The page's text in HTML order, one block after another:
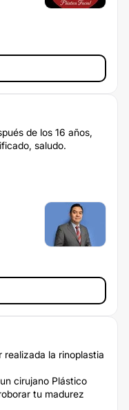
de los 16 años,
saludo.
realizada la rinoplastia
cirujano Plástico
tu madurez